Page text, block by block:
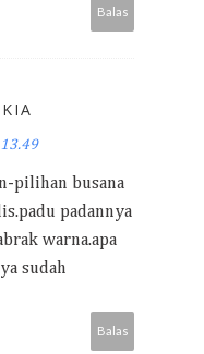
Balas
pilihan busana
padannya
warna.apa
sudah
Balas